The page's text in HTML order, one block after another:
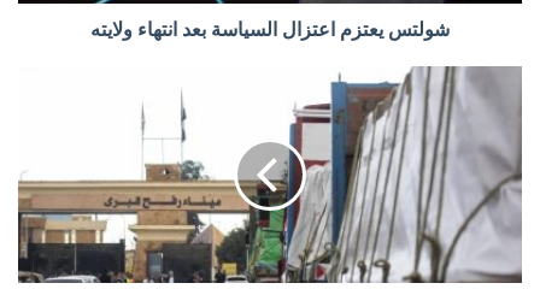
شولتس يعتزم اعتزال السياسة بعد انتهاء ولايته